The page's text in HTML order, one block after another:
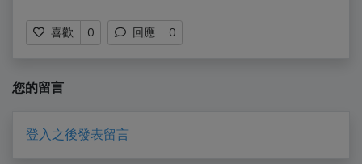
喜歡 0 回應 0
您的留言
登入之後發表留言